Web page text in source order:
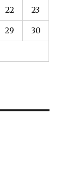
22 23
29 30